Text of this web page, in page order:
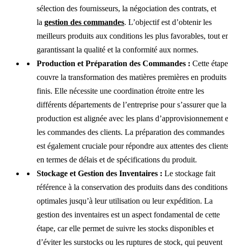
sélection des fournisseurs, la négociation des contrats, et
la gestion des commandes. L’objectif est d’obtenir les
meilleurs produits aux conditions les plus favorables, tout
garantissant la qualité et la conformité aux normes.
Production et Préparation des Commandes : Cette étape
couvre la transformation des matières premières en produits
finis. Elle nécessite une coordination étroite entre les
différents départements de l’entreprise pour s’assurer que la
production est alignée avec les plans d’approvisionnement
les commandes des clients. La préparation des commandes
est également cruciale pour répondre aux attentes des
en termes de délais et de spécifications du produit.
Stockage et Gestion des Inventaires : Le stockage fait
référence à la conservation des produits dans des conditions
optimales jusqu’à leur utilisation ou leur expédition. La
gestion des inventaires est un aspect fondamental de cette
étape, car elle permet de suivre les stocks disponibles et
d’éviter les surstocks ou les ruptures de stock, qui peuvent